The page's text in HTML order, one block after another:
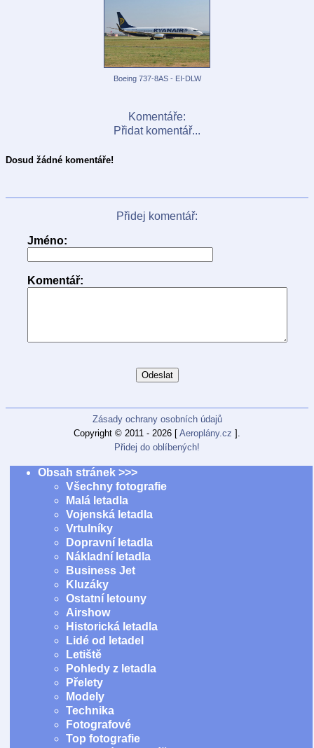
Boeing 737-8AS - EI-DLW
Komentáře:
Přidat komentář...
Dosud žádné komentáře!
Přidej komentář:
Jméno:
Komentář:
Zásady ochrany osobních údajů
Copyright © 2011 - 2026 [ Aeroplány.cz ].
Přidej do oblíbených!
Obsah stránek >>>
Všechny fotografie
Malá letadla
Vojenská letadla
Vrtulníky
Dopravní letadla
Nákladní letadla
Business Jet
Kluzáky
Ostatní letouny
Airshow
Historická letadla
Lidé od letadel
Letiště
Pohledy z letadla
Přelety
Modely
Technika
Fotografové
Top fotografie